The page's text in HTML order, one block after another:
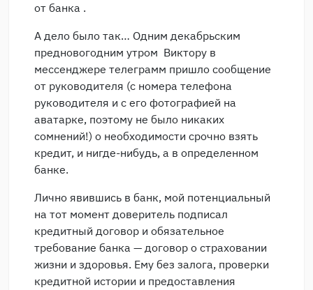
от банка .
А дело было так… Одним декабрьским
предновогодним утром Виктору в
мессенджере телеграмм пришло сообщение
от руководителя (с номера телефона
руководителя и с его фотографией на
аватарке, поэтому не было никаких
сомнений!) о необходимости срочно взять
кредит, и нигде-нибудь, а в определенном
банке.
Лично явившись в банк, мой потенциальный
на тот момент доверитель подписал
кредитный договор и обязательное
требование банка — договор о страховании
жизни и здоровья. Ему без залога, проверки
кредитной истории и предоставления